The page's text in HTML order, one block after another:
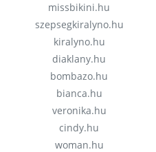
missbikini.hu
szepsegkiralyno.hu
kiralyno.hu
diaklany.hu
bombazo.hu
bianca.hu
veronika.hu
cindy.hu
woman.hu